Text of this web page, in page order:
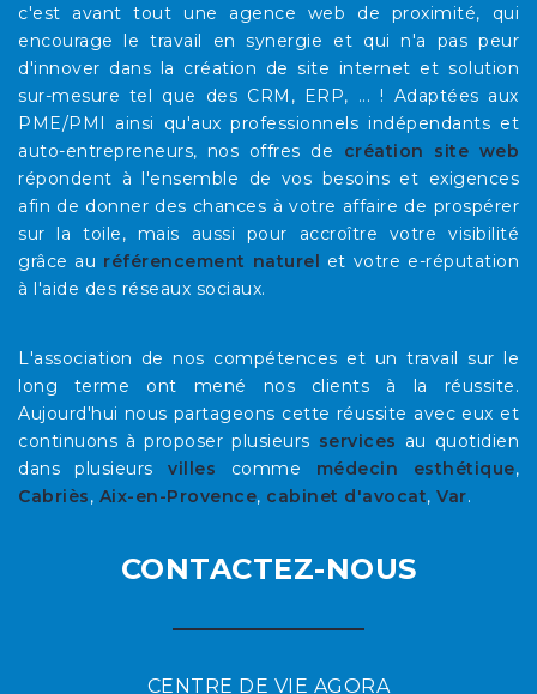
c'est avant tout une agence web de proximité, qui
encourage le travail en synergie et qui n'a pas peur
d'innover dans la création de site internet et solution
sur-mesure tel que des CRM, ERP, ... ! Adaptées aux
PME/PMI ainsi qu'aux professionnels indépendants et
auto-entrepreneurs, nos offres de création site web
répondent à l'ensemble de vos besoins et exigences
afin de donner des chances à votre affaire de prospérer
sur la toile, mais aussi pour accroître votre visibilité
grâce au référencement naturel et votre e-réputation
à l'aide des réseaux sociaux.
L'association de nos compétences et un travail sur le
long terme ont mené nos clients à la réussite.
Aujourd'hui nous partageons cette réussite avec eux et
continuons à proposer plusieurs services au quotidien
dans plusieursvilles comme médecin esthétique,
Cabriès, Aix-en-Provence, cabinet d'avocat, Var.
CONTACTEZ-NOUS
CENTRE DE VIE AGORA